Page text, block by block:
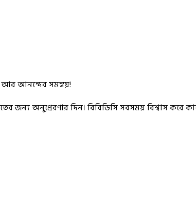
জন্য অনুপ্রেরণার দিন। বিবিডিসি সবসময় বিশ্বাস করে